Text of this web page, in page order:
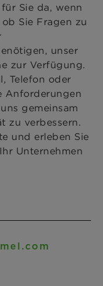
Sie da, wenn
Sie Fragen zu
unser
zur Verfügung.
Telefon oder
Anforderungen
gemeinsam
zu verbessern.
und erleben Sie
Unternehmen